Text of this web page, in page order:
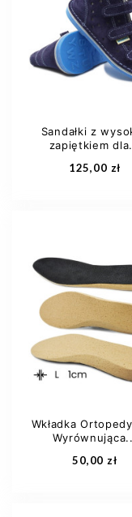
36
39
Dodaj do
Sandałki z
zapiętkiem
125,00 zł
20 21
23
24
Dodaj do
Wkładka
50,00 zł